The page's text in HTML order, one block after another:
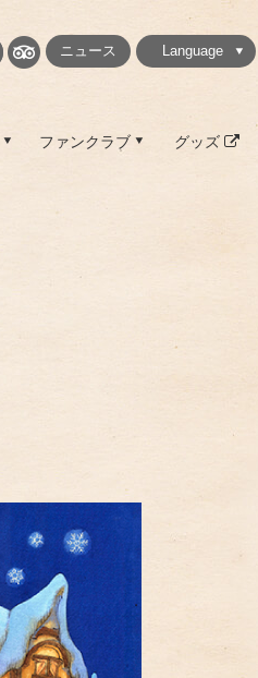
ニュース
Language
ファンクラブ グッズ